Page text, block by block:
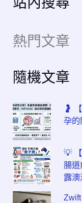
熱門文章
隨機文章
🤰
孕的
💡
腸
露